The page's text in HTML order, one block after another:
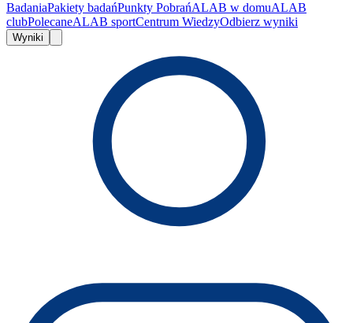
BadaniaPakiety badańPunkty PobrańALAB w domuALAB
clubPolecaneALAB sportCentrum WiedzyOdbierz wyniki
Wyniki